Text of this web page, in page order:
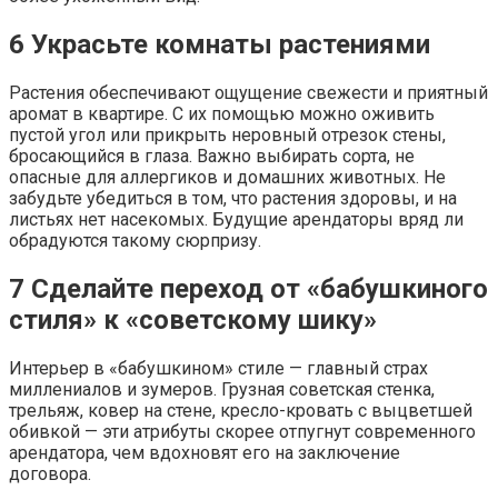
6 Украсьте комнаты растениями
Растения обеспечивают ощущение свежести и приятный
аромат в квартире. С их помощью можно оживить
пустой угол или прикрыть неровный отрезок стены,
бросающийся в глаза. Важно выбирать сорта, не
опасные для аллергиков и домашних животных. Не
забудьте убедиться в том, что растения здоровы, и на
листьях нет насекомых. Будущие арендаторы вряд ли
обрадуются такому сюрпризу.
7 Сделайте переход от «бабушкиного
стиля» к «советскому шику»
Интерьер в «бабушкином» стиле — главный страх
миллениалов и зумеров. Грузная советская стенка,
трельяж, ковер на стене, кресло-кровать с выцветшей
обивкой — эти атрибуты скорее отпугнут современного
арендатора, чем вдохновят его на заключение
договора.